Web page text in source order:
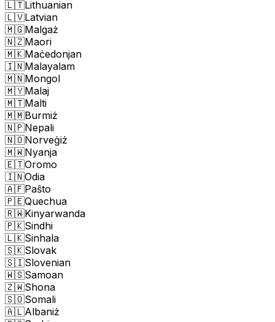
🇱🇹Lithuanian
🇱🇻Latvian
🇲🇬Malgaż
🇳🇿Maori
🇲🇰Maċedonjan
🇮🇳Malayalam
🇲🇳Mongol
🇲🇾Malaj
🇲🇹Malti
🇲🇲Burmiż
🇳🇵Nepali
🇳🇴Norveġiż
🇲🇼Nyanja
🇪🇹Oromo
🇮🇳Odia
🇦🇫Paŝto
🇵🇪Quechua
🇷🇼Kinyarwanda
🇵🇰Sindhi
🇱🇰Sinhala
🇸🇰Slovak
🇸🇮Slovenian
🇼🇸Samoan
🇿🇼Shona
🇸🇴Somali
🇦🇱Albaniż